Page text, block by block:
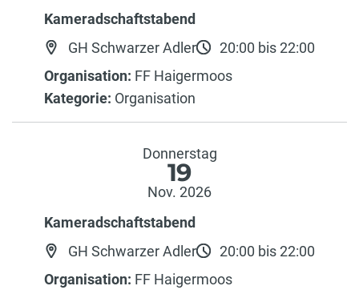
Kameradschaftstabend
GH Schwarzer Adler
20:00 bis 22:00
Organisation: FF Haigermoos
Kategorie: Organisation
Donnerstag
19
Nov. 2026
Kameradschaftstabend
GH Schwarzer Adler
20:00 bis 22:00
Organisation: FF Haigermoos